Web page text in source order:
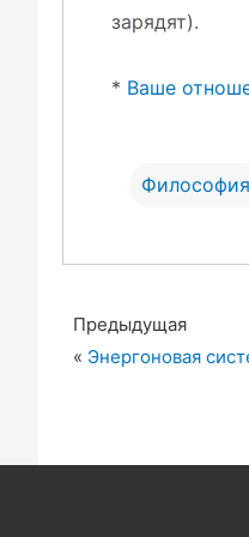
зарядят).
* Ваше
Философия
Предыдущая
« Энергоновая